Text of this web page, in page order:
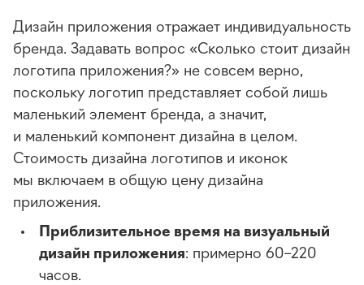
Дизайн приложения отражает индивидуальность
бренда. Задавать вопрос «Сколько стоит дизайн
логотипа приложения?» не совсем верно,
поскольку логотип представляет собой лишь
маленький элемент бренда, а значит,
и маленький компонент дизайна в целом.
Стоимость дизайна логотипов и иконок
мы включаем в общую цену дизайна
приложения.
Приблизительное время на визуальный
дизайн приложения: примерно 60–220
часов.